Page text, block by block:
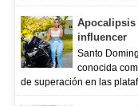
Apocalipsis
influencer
Santo
conocida
de superación en las